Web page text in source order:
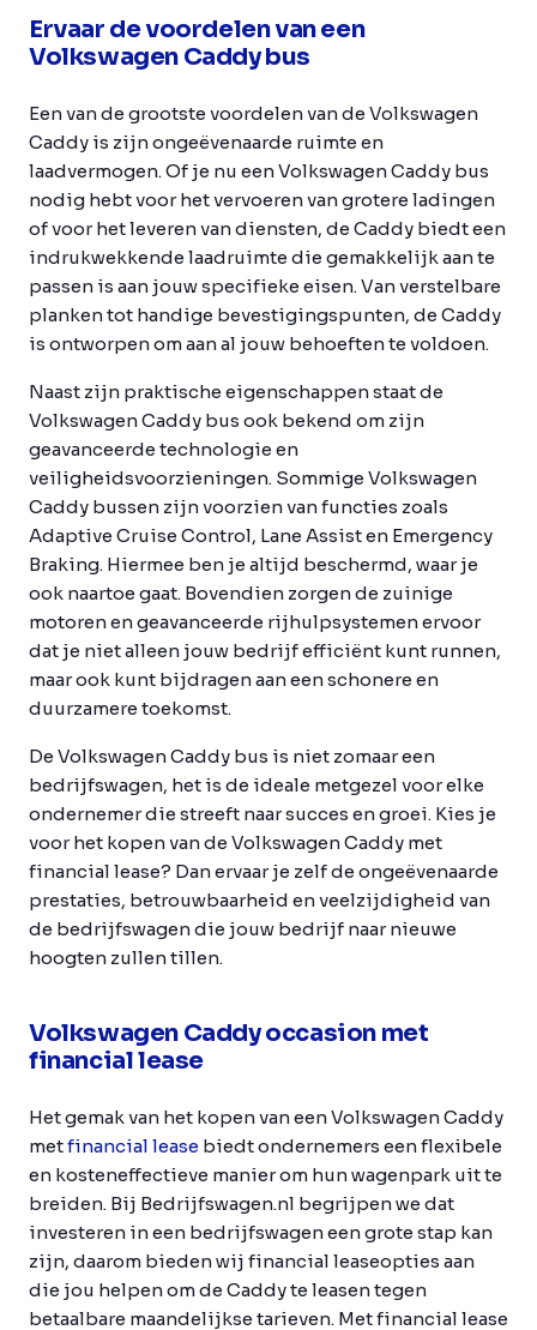
Ervaar de voordelen van een
Volkswagen Caddy bus
Een van de grootste voordelen van de Volkswagen
Caddy is zijn ongeëvenaarde ruimte en
laadvermogen. Of je nu een Volkswagen Caddy bus
nodig hebt voor het vervoeren van grotere ladingen
of voor het leveren van diensten, de Caddy biedt een
indrukwekkende laadruimte die gemakkelijk aan te
passen is aan jouw specifieke eisen. Van verstelbare
planken tot handige bevestigingspunten, de Caddy
is ontworpen om aan al jouw behoeften te voldoen.
Naast zijn praktische eigenschappen staat de
Volkswagen Caddy bus ook bekend om zijn
geavanceerde technologie en
veiligheidsvoorzieningen. Sommige Volkswagen
Caddy bussen zijn voorzien van functies zoals
Adaptive Cruise Control, Lane Assist en Emergency
Braking. Hiermee ben je altijd beschermd, waar je
ook naartoe gaat. Bovendien zorgen de zuinige
motoren en geavanceerde rijhulpsystemen ervoor
dat je niet alleen jouw bedrijf efficiënt kunt runnen,
maar ook kunt bijdragen aan een schonere en
duurzamere toekomst.
De Volkswagen Caddy bus is niet zomaar een
bedrijfswagen, het is de ideale metgezel voor elke
ondernemer die streeft naar succes en groei. Kies je
voor het kopen van de Volkswagen Caddy met
financial lease? Dan ervaar je zelf de ongeëvenaarde
prestaties, betrouwbaarheid en veelzijdigheid van
de bedrijfswagen die jouw bedrijf naar nieuwe
hoogten zullen tillen.
Volkswagen Caddy occasion met
financial lease
Het gemak van het kopen van een Volkswagen Caddy
metfinancial lease biedt ondernemers een flexibele
en kosteneffectieve manier om hun wagenpark uit te
breiden. Bij Bedrijfswagen.nl begrijpen we dat
investeren in een bedrijfswagen een grote stap kan
zijn, daarom bieden wij financial leaseopties aan
die jou helpen om de Caddy te leasen tegen
betaalbare maandelijkse tarieven. Met financial lease